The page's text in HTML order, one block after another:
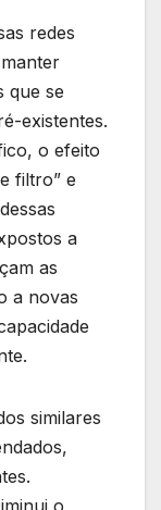
redes
que se
existentes.
o efeito
filtro” e
a
as
a novas
similares